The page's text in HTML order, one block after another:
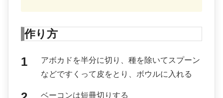
作り方
アボカドを半分に切り、種を除いてスプーン
などですくって皮をとり、ボウルに入れる
ベーコンは短冊切りする